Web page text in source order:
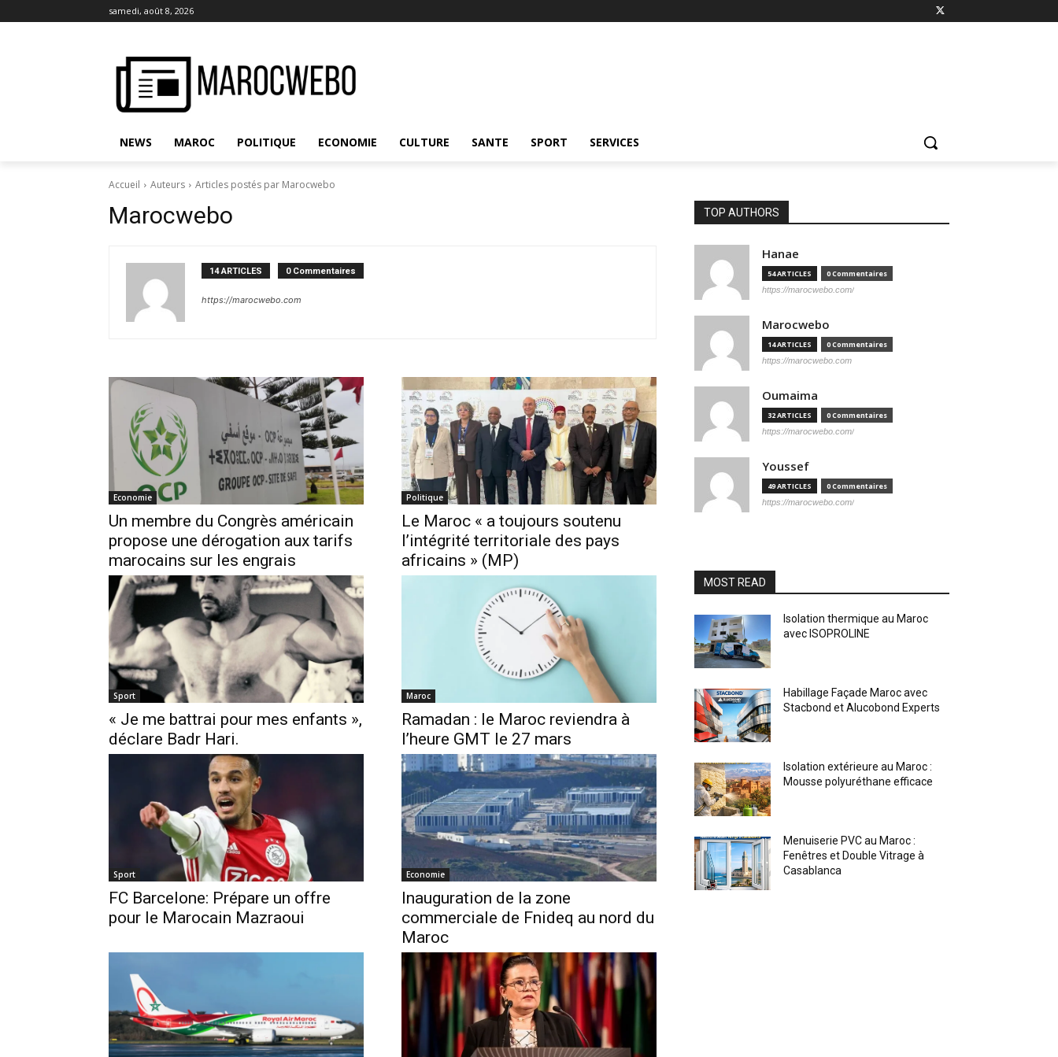
samedi, août 8, 2026
NEWS MAROC POLITIQUE ECONOMIE CULTURE SANTE SPORT SERVICES
Accueil Auteurs Articles postés par Marocwebo
Marocwebo
14 ARTICLES 0 Commentaires
https://marocwebo.com
Economie
Un membre du Congrès américain
propose une dérogation aux tarifs
marocains sur les engrais
Politique
Le Maroc « a toujours soutenu
l’intégrité territoriale des pays
africains » (MP)
Sport
« Je me battrai pour mes enfants »,
déclare Badr Hari.
Maroc
Ramadan : le Maroc reviendra à
l’heure GMT le 27 mars
Sport
FC Barcelone: Prépare un offre
pour le Marocain Mazraoui
Economie
Inauguration de la zone
commerciale de Fnideq au nord du
Maroc
TOP AUTHORS
Hanae
54 ARTICLES 0 Commentaires
https://marocwebo.com/
Marocwebo
14 ARTICLES 0 Commentaires
https://marocwebo.com
Oumaima
32 ARTICLES 0 Commentaires
https://marocwebo.com/
Youssef
49 ARTICLES 0 Commentaires
https://marocwebo.com/
MOST READ
Isolation thermique au Maroc
avec ISOPROLINE
Habillage Façade Maroc avec
Stacbond et Alucobond Experts
Isolation extérieure au Maroc :
Mousse polyuréthane efficace
Menuiserie PVC au Maroc :
Fenêtres et Double Vitrage à
Casablanca